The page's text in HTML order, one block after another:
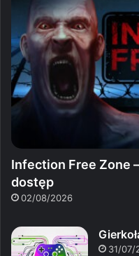
Infection Free Zone
dostęp
02/08/2026
31/07/